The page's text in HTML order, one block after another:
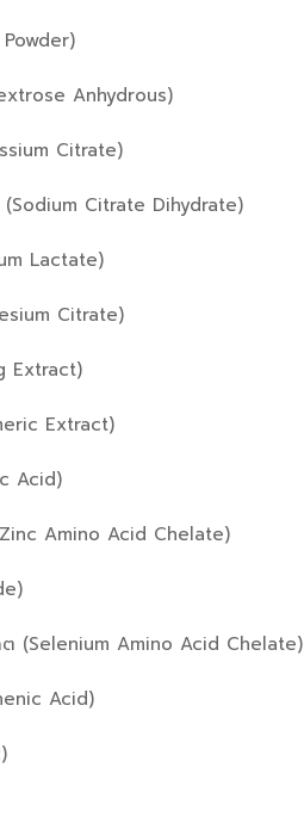
Anhydrous)
Citrate)
(Sodium Citrate Dihydrate)
Lactate)
Citrate)
Extract)
Extract)
Acid)
Amino Acid Chelate)
ต (Selenium Amino Acid Chelate)
Acid)